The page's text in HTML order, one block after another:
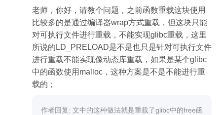
老师，你好，请教个问题，之前函数重载这块使用
比较多的是通过编译器wrap方式重载，但这块只能
对可执行文件进行重载，不能实现glibc重载，这里
所说的LD_PRELOAD是不是也只是针对可执行文件
进行重载不能实现像动态库重载，如果是某个glibc
中的函数使用malloc，这种方案是不是不能进行重
载的；
作者回复: 文中的这种做法就是重载了glibc中的free函